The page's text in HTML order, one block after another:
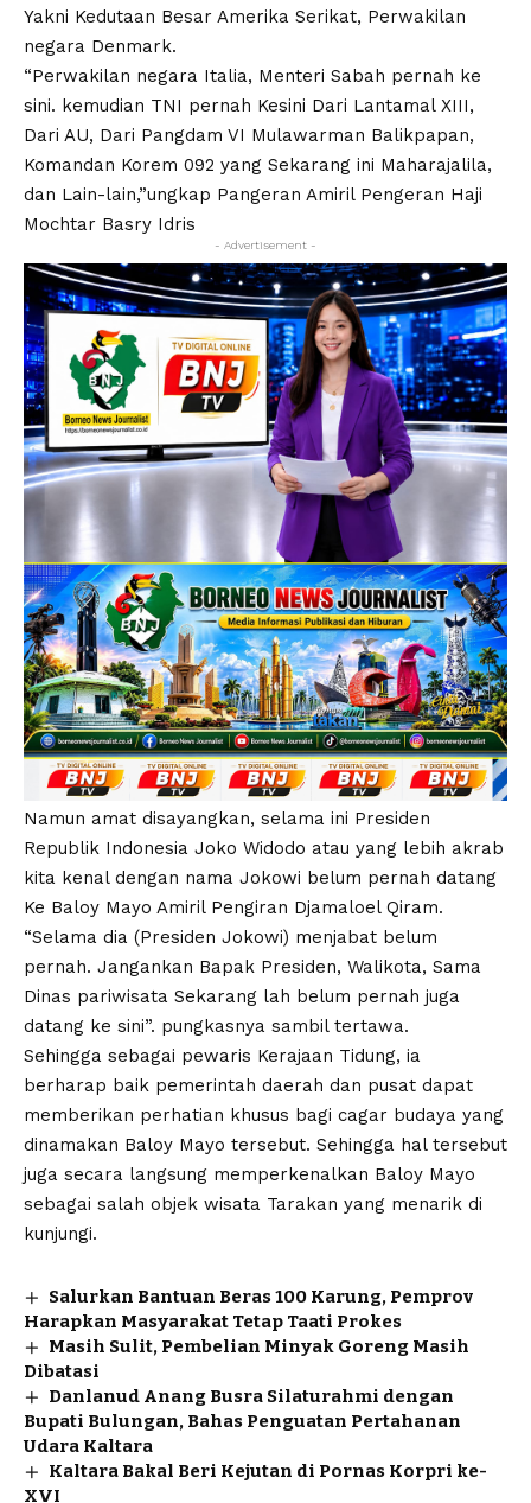
Yakni Kedutaan Besar Amerika Serikat, Perwakilan
negara Denmark.
“Perwakilan negara Italia, Menteri Sabah pernah ke
sini. kemudian TNI pernah Kesini Dari Lantamal XIII,
Dari AU, Dari Pangdam VI Mulawarman Balikpapan,
Komandan Korem 092 yang Sekarang ini Maharajalila,
dan Lain-lain,”ungkap Pangeran Amiril Pengeran Haji
Mochtar Basry Idris
- Advertisement -
Namun amat disayangkan, selama ini Presiden
Republik Indonesia Joko Widodo atau yang lebih akrab
kita kenal dengan nama Jokowi belum pernah datang
Ke Baloy Mayo Amiril Pengiran Djamaloel Qiram.
“Selama dia (Presiden Jokowi) menjabat belum
pernah. Jangankan Bapak Presiden, Walikota, Sama
Dinas pariwisata Sekarang lah belum pernah juga
datang ke sini”. pungkasnya sambil tertawa.
Sehingga sebagai pewaris Kerajaan Tidung, ia
berharap baik pemerintah daerah dan pusat dapat
memberikan perhatian khusus bagi cagar budaya yang
dinamakan Baloy Mayo tersebut. Sehingga hal tersebut
juga secara langsung memperkenalkan Baloy Mayo
sebagai salah objek wisata Tarakan yang menarik di
kunjungi.
Salurkan Bantuan Beras 100 Karung, Pemprov
Harapkan Masyarakat Tetap Taati Prokes
Masih Sulit, Pembelian Minyak Goreng Masih
Dibatasi
Danlanud Anang Busra Silaturahmi dengan
Bupati Bulungan, Bahas Penguatan Pertahanan
Udara Kaltara
Kaltara Bakal Beri Kejutan di Pornas Korpri ke-
XVI